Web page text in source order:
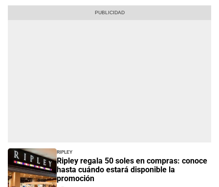
Ripley
Ripley regala 50 soles en compras: conoce
hasta cuándo estará disponible la
promoción